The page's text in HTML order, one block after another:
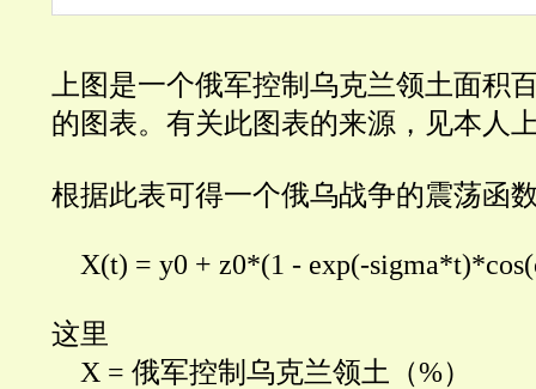
上图是一个俄军控制乌克兰领土面积
的图表。有关此图表的来源，见本人
根据此表可得一个俄乌战争的震荡函
X(t) = y0 + z0*(1 - exp(-
这里
X = 俄军控制乌克兰领土（%）